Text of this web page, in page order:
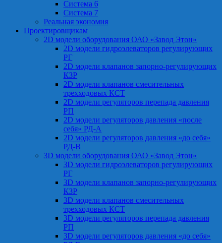
Система 6
Система 7
Реальная экономия
Проектировщикам
2D модели оборудования ОАО «Завод Этон»
2D модели гидроэлеваторов регулирующих
РГ
2D модели клапанов запорно-регулирующих
КЗР
2D модели клапанов смесительных
трехходовых КСТ
2D модели регуляторов перепада давления
РП
2D модели регуляторов давления «после
себя» РД-А
2D модели регуляторов давления «до себя»
РД-В
3D модели оборудования ОАО «Завод Этон»
3D модели гидроэлеваторов регулирующих
РГ
3D модели клапанов запорно-регулирующих
КЗР
3D модели клапанов смесительных
трехходовых КСТ
3D модели регуляторов перепада давления
РП
3D модели регуляторов давления «до себя»